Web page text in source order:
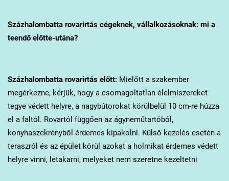
Százhalombattarovarirtás cégeknek, vállalkozásoknak: mi a
teendő előtte-utána?
Százhalombattarovarirtás előtt:Mielőtt a szakember
megérkezne, kérjük, hogy a csomagoltatlan élelmiszereket
tegye védett helyre, a nagybútorokat körülbelül 10 cm-re húzza
el a faltól. Rovartól függően az ágyneműtartóból,
konyhaszekrényből érdemes kipakolni. Külső kezelés esetén a
teraszról és az épület körül azokat a holmikat érdemes védett
helyre vinni, letakarni, melyeket nem szeretne kezeltetni